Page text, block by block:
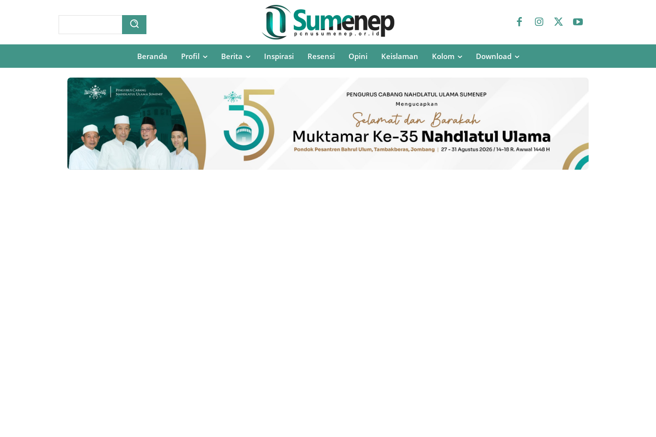
Beranda Profil Berita Inspirasi Resensi Opini Keislaman Kolom Download